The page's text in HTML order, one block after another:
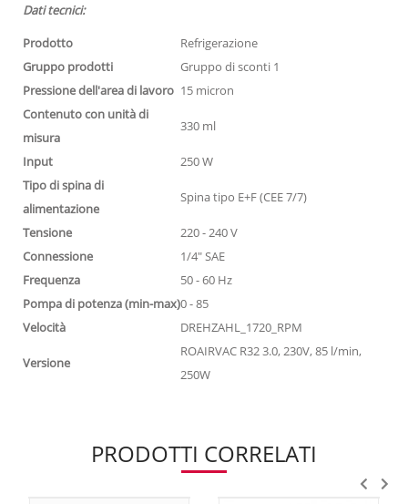
Dati tecnici:
Prodotto
Refrigerazione
Gruppo prodotti
Gruppo di sconti 1
Pressione dell'area di lavoro 15 micron
Contenuto con unità di
misura
330 ml
Input
250 W
Tipo di spina di
alimentazione
Spina tipo E+F (CEE 7/7)
Tensione
220 - 240 V
Connessione
1/4" SAE
Frequenza
50 - 60 Hz
Pompa di potenza (min-max)0 - 85
Velocità
DREHZAHL_1720_RPM
Versione
ROAIRVAC R32 3.0, 230V, 85 l/min,
250W
PRODOTTI CORRELATI